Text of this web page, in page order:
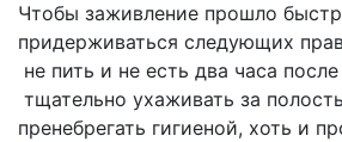
Чтобы заживление прошло
придерживаться следующих
не пить и не есть два часа
тщательно ухаживать за
пренебрегать гигиеной, хоть и